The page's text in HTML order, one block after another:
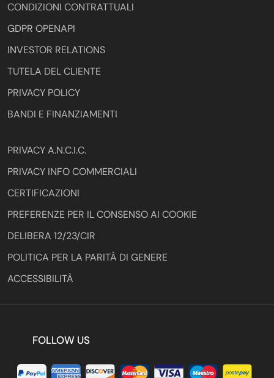
CONDIZIONI CONTRATTUALI
GDPR OPENAPI
INVESTOR RELATIONS
TUTELA DEL CLIENTE
PRIVACY POLICY
BANDI E FINANZIAMENTI
PRIVACY A.N.C.I.C.
PRIVACY INFO COMMERCIALI
CERTIFICAZIONI
PREFERENZE PER IL CONSENSO AI COOKIE
DELIBERA 12/23/CIR
POLITICA PER LA PARITÀ DI GENERE
ACCESSIBILITÀ
FOLLOW US